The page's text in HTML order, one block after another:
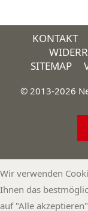
KONTAKT
SITEMAP
© 2013-2026
Wir verwenden
Ihnen das
auf "Alle